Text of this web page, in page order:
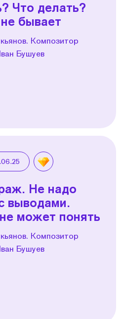
Что делать?
бывает
Композитор
Бушуев
Не надо
выводами.
может понять
Композитор
Бушуев